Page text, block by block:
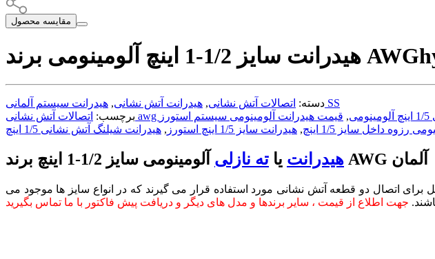
مقایسه محصول
هیدرانت سایز 1/2-1 اینچ آلومینومی برند AWG
دسته: اتصالات آتش نشانی, هیدرانت آتش نشانی,
هیدرانت سیستم آلمانی SS
برچسب:
,
رزوه داخل سایز 1/5 اینچ , هیدرانت سایز 1/5 اینچ استورز , هیدرانت شیلنگ آتش نشانی 1/5 اینچ
هیدرانت یا ته نازلی آلومینومی سایز 1/2-1 اینچ برند AWG آلمان
اتصال دو قطعه آتش نشانی مورد استفاده قرار می گیرند که در انواع سایز ها موجود می